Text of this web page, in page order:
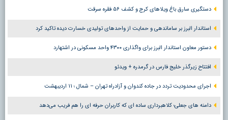
دستگیری سارق باغ ویلاهای کرج و کشف ۵۶ فقره سرقت
استاندار البرز بر ساماندهی و حمایت از واحدهای تولیدی خسارت دیده تاکید کرد
دستور معاون استاندار البرز برای واگذاری ۴۳۰۰ واحد مسکونی در اشتهارد
افتتاح زیرگذر خلیج فارس در گرمدره + ویدئو
اجرای محدودیت تردد در جاده کندوان و آزادراه تهران – شمال ؛ ١١ اردیبهشت
دامنه های جعلی؛ کلاهبرداری ساده ای که کاربران حرفه ای را هم فریب می‌دهد